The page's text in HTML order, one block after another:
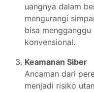
uangnya dalam
mengurangi
bisa
konvensional.
Keamanan Siber
Ancaman dari
menjadi risiko